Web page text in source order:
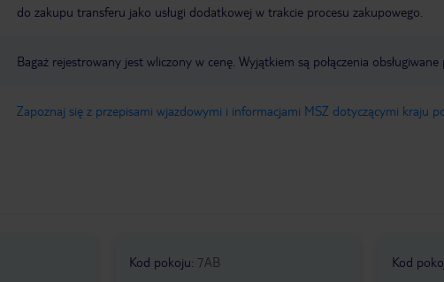
do zakupu transferu jako usługi dodatkowej w trakcie procesu zakupowego.
Bagaż rejestrowany jest wliczony w cenę. Wyjątkiem są połączenia
Zapoznaj się z przepisami wjazdowymi i informacjami MSZ dotyczącymi kraju
Kod pokoju: 7AB Kod